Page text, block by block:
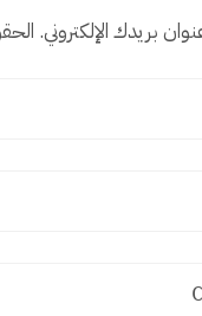
بريدك الإلكتروني.